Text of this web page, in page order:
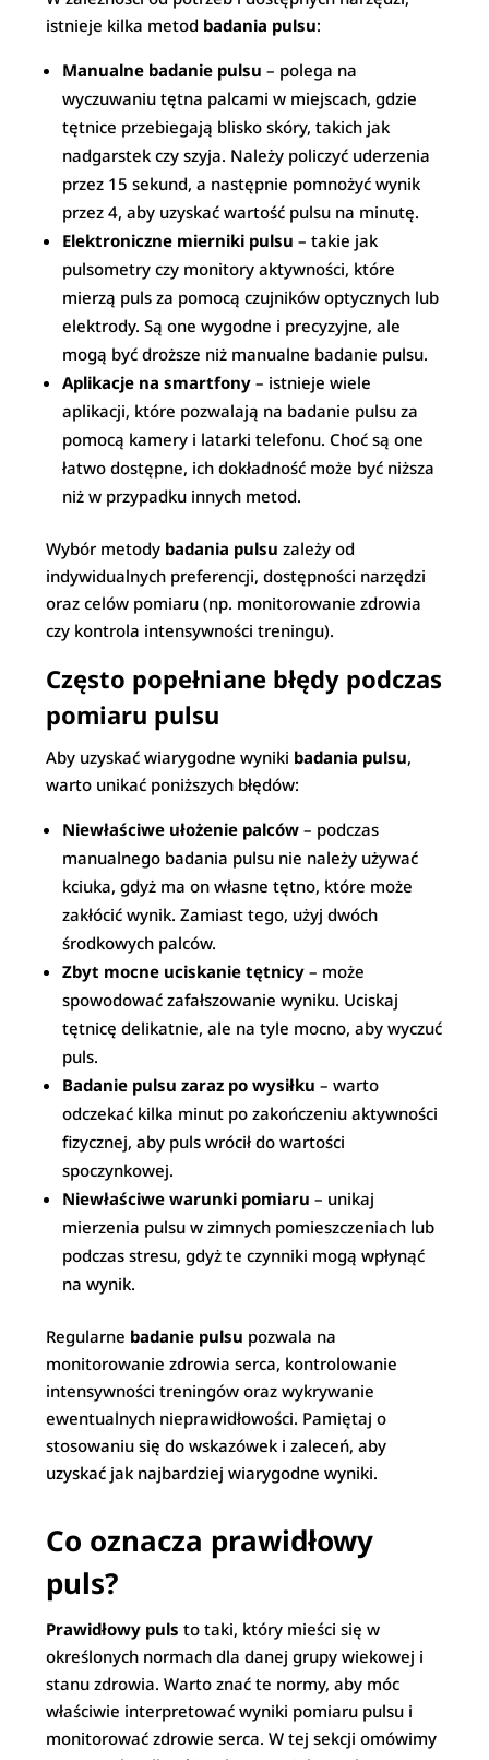
istnieje kilka metod badania pulsu:
Manualne badanie pulsu – polega na
wyczuwaniu tętna palcami w miejscach, gdzie
tętnice przebiegają blisko skóry, takich jak
nadgarstek czy szyja. Należy policzyć uderzenia
przez 15 sekund, a następnie pomnożyć wynik
przez 4, aby uzyskać wartość pulsu na minutę.
Elektroniczne mierniki pulsu – takie jak
pulsometry czy monitory aktywności, które
mierzą puls za pomocą czujników optycznych lub
elektrody. Są one wygodne i precyzyjne, ale
mogą być droższe niż manualne badanie pulsu.
Aplikacje na smartfony – istnieje wiele
aplikacji, które pozwalają na badanie pulsu za
pomocą kamery i latarki telefonu. Choć są one
łatwo dostępne, ich dokładność może być niższa
niż w przypadku innych metod.
Wybór metody badania pulsu zależy od
indywidualnych preferencji, dostępności narzędzi
oraz celów pomiaru (np. monitorowanie zdrowia
czy kontrola intensywności treningu).
Często popełniane błędy podczas
pomiaru pulsu
Aby uzyskać wiarygodne wyniki badania pulsu,
warto unikać poniższych błędów:
Niewłaściwe ułożenie palców – podczas
manualnego badania pulsu nie należy używać
kciuka, gdyż ma on własne tętno, które może
zakłócić wynik. Zamiast tego, użyj dwóch
środkowych palców.
Zbyt mocne uciskanie tętnicy – może
spowodować zafałszowanie wyniku. Uciskaj
tętnicę delikatnie, ale na tyle mocno, aby wyczuć
puls.
Badanie pulsu zaraz po wysiłku – warto
odczekać kilka minut po zakończeniu aktywności
fizycznej, aby puls wrócił do wartości
spoczynkowej.
Niewłaściwe warunki pomiaru – unikaj
mierzenia pulsu w zimnych pomieszczeniach lub
podczas stresu, gdyż te czynniki mogą wpłynąć
na wynik.
Regularne badanie pulsu pozwala na
monitorowanie zdrowia serca, kontrolowanie
intensywności treningów oraz wykrywanie
ewentualnych nieprawidłowości. Pamiętaj o
stosowaniu się do wskazówek i zaleceń, aby
uzyskać jak najbardziej wiarygodne wyniki.
Co oznacza prawidłowy
puls?
Prawidłowy puls to taki, który mieści się w
określonych normach dla danej grupy wiekowej i
stanu zdrowia. Warto znać te normy, aby móc
właściwie interpretować wyniki pomiaru pulsu i
monitorować zdrowie serca. W tej sekcji omówimy